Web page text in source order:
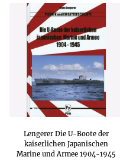
Lengerer Die U-Boote der
kaiserlichen Japanischen
Marine und Armee 1904-1945